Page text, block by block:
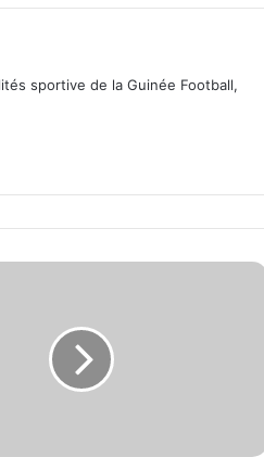
sportive de la Guinée Football,